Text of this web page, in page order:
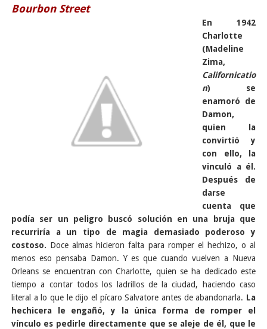
Bourbon Street
En 1942
Charlotte
(Madeline
Zima,
Californicatio
n) se
enamoró de
Damon,
quien la
convirtió y
con ello, la
vinculó a él.
Después de
darse
cuenta que
podía ser un peligro buscó solución en una bruja que
recurriría a un tipo de magia demasiado poderoso y
costoso. Doce almas hicieron falta para romper el hechizo, o al
menos eso pensaba Damon. Y es que cuando vuelven a Nueva
Orleans se encuentran con Charlotte, quien se ha dedicado este
tiempo a contar todos los ladrillos de la ciudad, haciendo caso
literal a lo que le dijo el pícaro Salvatore antes de abandonarla. La
hechicera le engañó, y la única forma de romper el
vínculo es pedirle directamente que se aleje de él, que le